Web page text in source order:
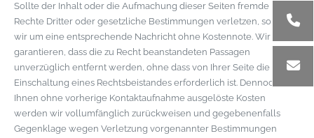
Sollte der Inhalt oder die Aufmachung dieser Seiten fremde
Rechte Dritter oder gesetzliche Bestimmungen verletzen, so bitten
wir um eine entsprechende Nachricht ohne Kostennote. Wir
garantieren, dass die zu Recht beanstandeten Passagen
unverzüglich entfernt werden, ohne dass von Ihrer Seite die
Einschaltung eines Rechtsbeistandes erforderlich ist. Dennoch von
Ihnen ohne vorherige Kontaktaufnahme ausgelöste Kosten
werden wir vollumfänglich zurückweisen und gegebenenfalls
Gegenklage wegen Verletzung vorgenannter Bestimmungen